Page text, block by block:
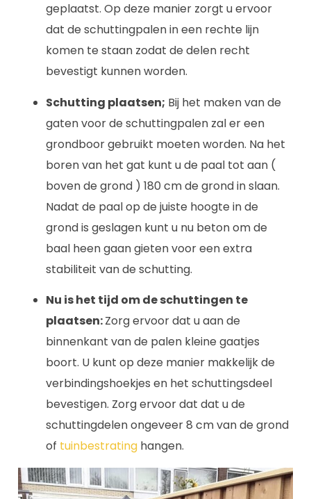
geplaatst. Op deze manier zorgt u ervoor
dat de schuttingpalen in een rechte lijn
komen te staan zodat de delen recht
bevestigt kunnen worden.
Schutting plaatsen; Bij het maken van de
gaten voor de schuttingpalen zal er een
grondboor gebruikt moeten worden. Na het
boren van het gat kunt u de paal tot aan (
boven de grond ) 180 cm de grond in slaan.
Nadat de paal op de juiste hoogte in de
grond is geslagen kunt u nu beton om de
baal heen gaan gieten voor een extra
stabiliteit van de schutting.
Nu is het tijd om de schuttingen te
plaatsen:Zorg ervoor dat u aan de
binnenkant van de palen kleine gaatjes
boort. U kunt op deze manier makkelijk de
verbindingshoekjes en het schuttingsdeel
bevestigen. Zorg ervoor dat dat u de
schuttingdelen ongeveer 8 cm van de grond
of tuinbestrating hangen.